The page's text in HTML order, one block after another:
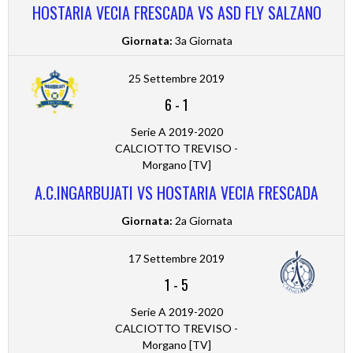
HOSTARIA VECIA FRESCADA VS ASD FLY SALZANO
Giornata: 3a Giornata
25 Settembre 2019
6 -1
Serie A 2019-2020
CALCIOTTO TREVISO -
Morgano [TV]
A.C.INGARBUJATI VS HOSTARIA VECIA FRESCADA
Giornata: 2a Giornata
17 Settembre 2019
1 - 5
Serie A 2019-2020
CALCIOTTO TREVISO -
Morgano [TV]